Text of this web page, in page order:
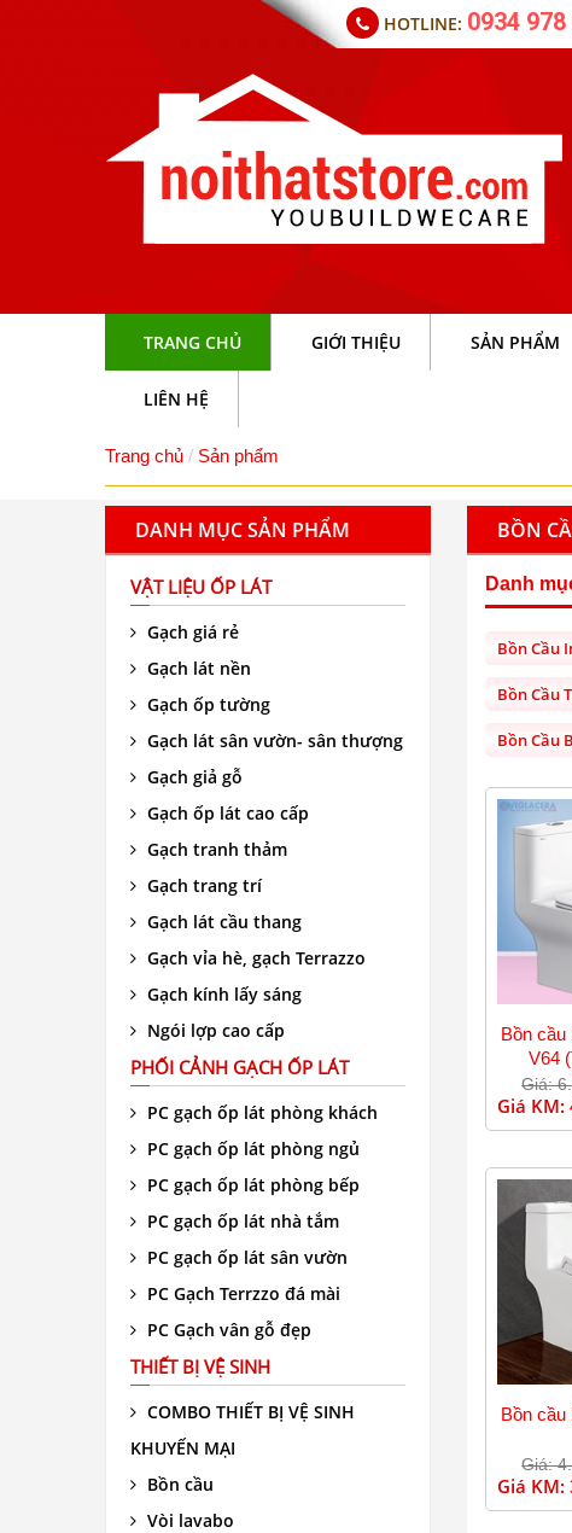
HOTLINE: 0934
TRANG CHỦ GIỚI THIỆU SẢN PHẨM
LIÊN HỆ
Trang chủ Sản phẩm
DANH MỤC SẢN PHẨM
VẬT LIỆU ỐP LÁT
Gạch giá rẻ
Gạch lát nền
Gạch ốp tường
Gạch lát sân vườn- sân thượng
Gạch giả gỗ
Gạch ốp lát cao cấp
Gạch tranh thảm
Gạch trang trí
Gạch lát cầu thang
Gạch vỉa hè, gạch Terrazzo
Gạch kính lấy sáng
Ngói lợp cao cấp
PHỐI CẢNH GẠCH ỐP LÁT
PC gạch ốp lát phòng khách
PC gạch ốp lát phòng ngủ
PC gạch ốp lát phòng bếp
PC gạch ốp lát nhà tắm
PC gạch ốp lát sân vườn
PC Gạch Terrzzo đá mài
PC Gạch vân gỗ đẹp
THIẾT BỊ VỆ SINH
COMBO THIẾT BỊ VỆ SINH
KHUYẾN MẠI
Bồn cầu
Vòi lavabo
BỒN
Danh
Bồn Cầu
Bồn Cầu
Bồn Cầu
Bồn cầu
V64
Giá:
Giá KM:
Bồn cầu
Giá:
Giá KM: